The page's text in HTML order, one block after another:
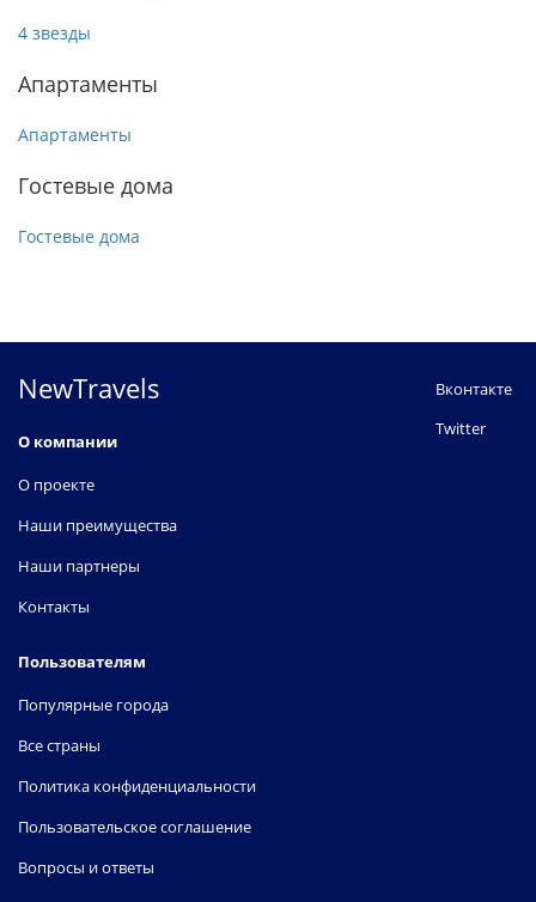
4 звезды
Апартаменты
Апартаменты
Гостевые дома
Гостевые дома
NewTravels
О компании
О проекте
Наши преимущества
Наши партнеры
Контакты
Пользователям
Популярные города
Все страны
Политика конфиденциальности
Пользовательское соглашение
Вопросы и ответы
Вконтакте
Twitter